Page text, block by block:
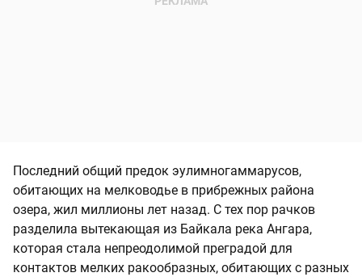
Последний общий предок эулимногаммарусов,
обитающих на мелководье в прибрежных района
озера, жил миллионы лет назад. С тех пор рачков
разделила вытекающая из Байкала река Ангара,
которая стала непреодолимой преградой для
контактов мелких ракообразных, обитающих с разных